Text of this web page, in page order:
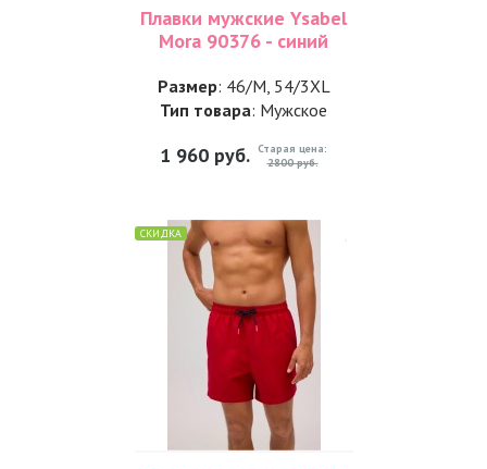
Плавки мужские Ysabel
Mora 90376 - синий
Размер: 46/M, 54/3XL
Тип товара: Мужское
1 960 руб. Старая цена:
2800 руб.
СКИДКА